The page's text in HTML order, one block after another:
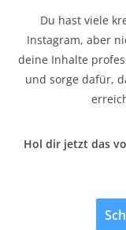
Du hast viele
Instagram, aber
deine Inhalte
und sorge dafür,
Hol dir jetzt das